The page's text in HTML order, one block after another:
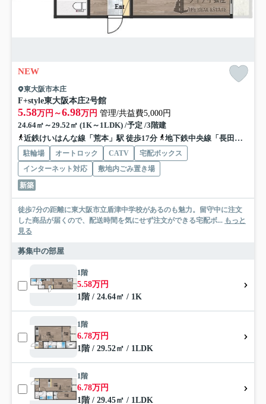
NEW
東大阪市本庄
F+style東大阪本庄2号館
5.58万円～6.98万円 管理/共益費5,000円
24.64㎡～29.52㎡ (1K～1LDK) /予定 /3階建
近鉄けいはんな線「荒本」駅 徒歩17分
地下鉄中央線「長田」駅 徒歩22分
駐輪場 オートロック CATV
宅配ボックス
インターネット対応
敷地内ごみ置き場
新築
徒歩7分の距離に東大阪市立盾津中学校があるのも魅力。留守中に注文
した商品が届くので、配送時間を気にせず注文ができる宅配ボ... もっと
見る
募集中の部屋
1階
5.58万円
1階 / 24.64㎡ / 1K
1階
6.78万円
1階 / 29.52㎡ / 1LDK
1階
6.78万円
1階 / 29.45㎡ / 1LDK